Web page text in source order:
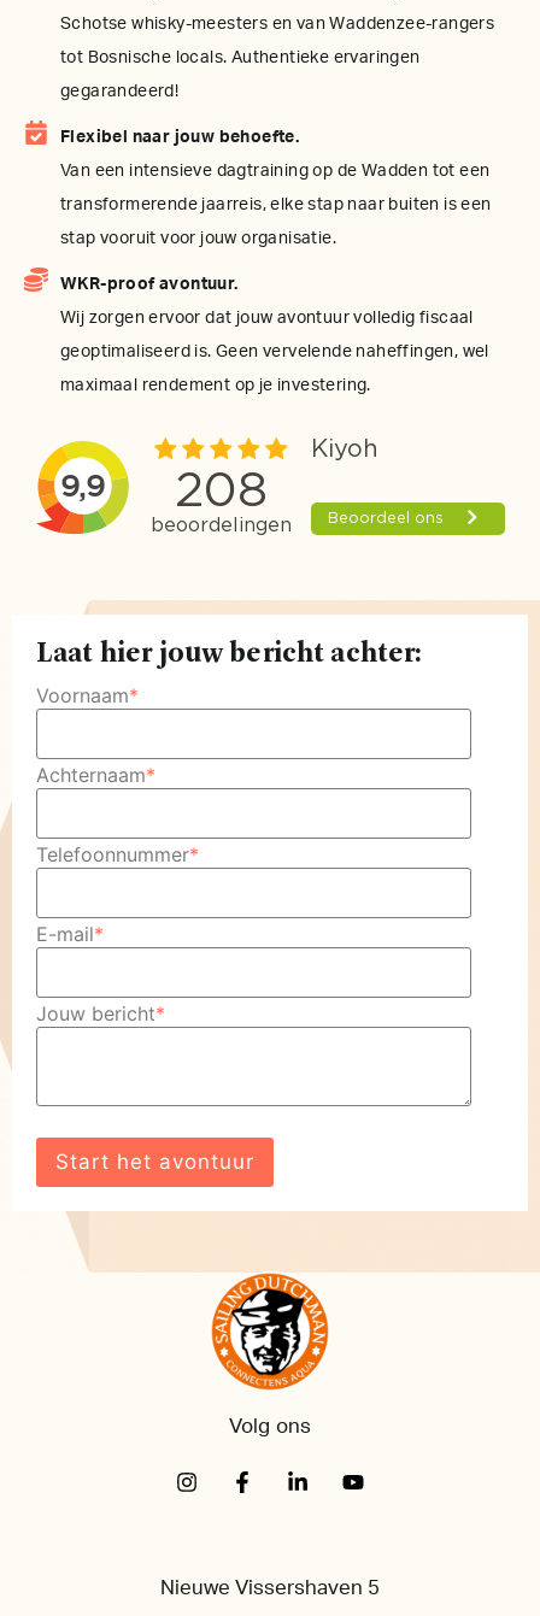
Schotse whisky-meesters en van Waddenzee-rangers
tot Bosnische locals. Authentieke ervaringen
gegarandeerd!
Flexibel naar jouw behoefte.
Van een intensieve dagtraining op de Wadden tot een
transformerende jaarreis, elke stap naar buiten is een
stap vooruit voor jouw organisatie.
WKR-proof avontuur.
Wij zorgen ervoor dat jouw avontuur volledig fiscaal
geoptimaliseerd is. Geen vervelende naheffingen, wel
maximaal rendement op je investering.
Laat hier jouw bericht achter:
Voornaam*
Achternaam*
Telefoonnummer*
E-mail*
Jouw bericht*
Volg ons
Nieuwe Vissershaven 5